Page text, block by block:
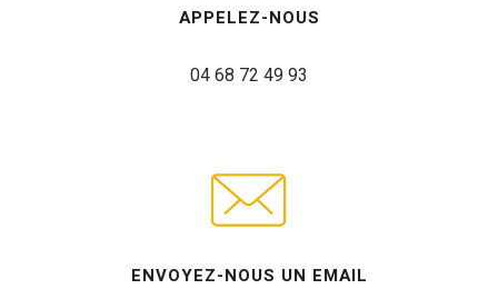
APPELEZ-NOUS
04 68 72 49 93
ENVOYEZ-NOUS UN EMAIL